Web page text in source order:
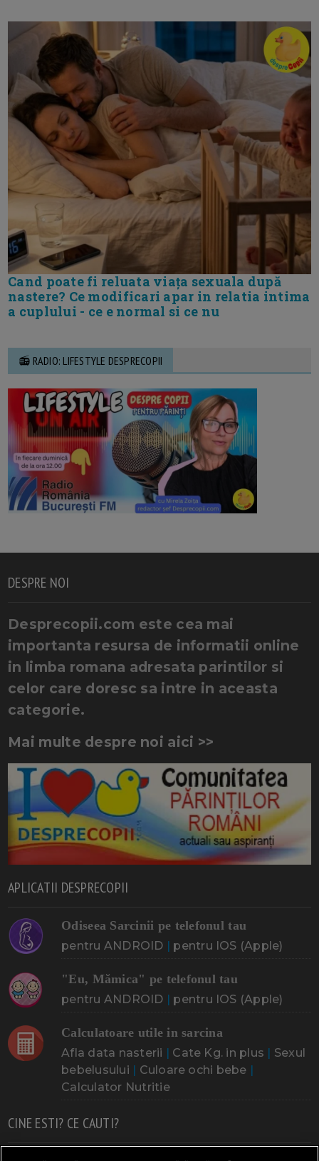
Cand poate fi reluata viața sexuala după
nastere? Ce modificari apar in relatia intima
a cuplului - ce e normal si ce nu
📻 RADIO: LIFESTYLE DESPRECOPII
DESPRE NOI
Desprecopii.com este cea mai
importanta resursa de informatii online
in limba romana adresata parintilor si
celor care doresc sa intre in aceasta
categorie.
Mai multe despre noi aici >>
APLICATII DESPRECOPII
Odiseea Sarcinii pe telefonul tau
pentru ANDROID | pentru IOS (Apple)
"Eu, Mămica" pe telefonul tau
pentru ANDROID | pentru IOS (Apple)
Calculatoare utile in sarcina
Afla data nasterii | Cate Kg. in plus | Sexul
bebelusului | Culoare ochi bebe |
Calculator Nutritie
CINE ESTI? CE CAUTI?